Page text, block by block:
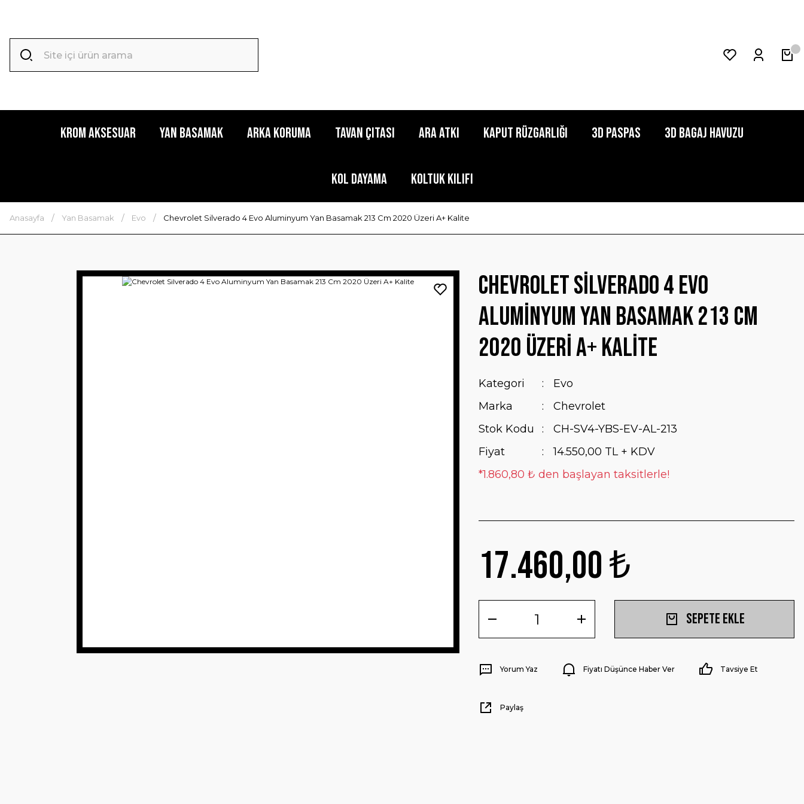
Krom Aksesuar Yan Basamak Arka Koruma Tavan Çıtası Ara Atkı Kaput Rüzgarlığı 3D Paspas 3D Bagaj Havuzu
Kol Dayama Koltuk Kılıfı
Anasayfa Yan Basamak Evo Chevrolet Silverado 4 Evo Aluminyum Yan Basamak 213 Cm 2020 Üzeri A+ Kalite
Chevrolet Silverado 4 Evo
Aluminyum Yan Basamak 213 Cm
2020 Üzeri A+ Kalite
Kategori
Evo
Marka
Chevrolet
Stok Kodu
CH-SV4-YBS-EV-AL-213
Fiyat
14.550,00 TL + KDV
*1.860,80 ₺ den başlayan taksitlerle!
17.460,00 ₺
Sepete Ekle
Yorum Yaz Fiyatı Düşünce Haber Ver Tavsiye Et
Paylaş